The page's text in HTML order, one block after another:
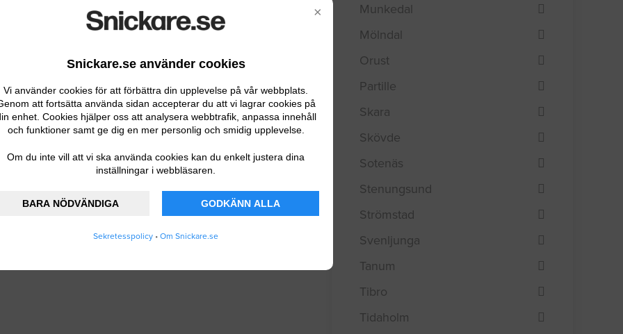
×
Snickare.se använder cookies
Vi använder cookies för att förbättra din upplevelse på vår webbplats.
att fortsätta använda sidan accepterar du att vi lagrar cookies på
enhet. Cookies hjälper oss att analysera webbtrafik, anpassa innehåll
och funktioner samt ge dig en mer personlig och smidig upplevelse.
Om du inte vill att vi ska använda cookies kan du enkelt justera dina
inställningar i webbläsaren.
BARA NÖDVÄNDIGA GODKÄNN ALLA
Sekretesspolicy • Om Snickare.se
FÖRETAG
Munkedal
Mölndal
Orust
Partille
Skara
Skövde
Sotenäs
Stenungsund
Strömstad
Svenljunga
Tanum
Tibro
Tidaholm